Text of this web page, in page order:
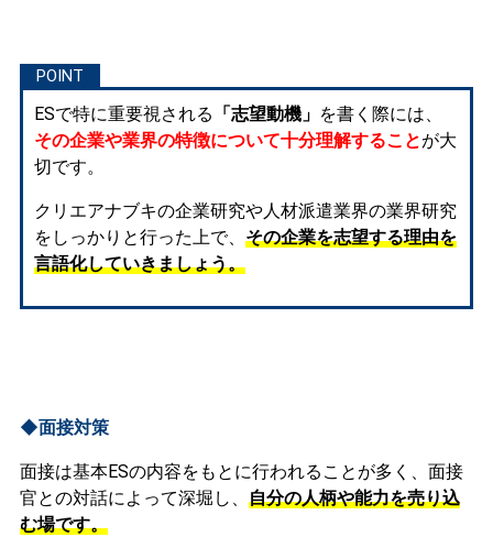
ESで特に重要視される 「志望動機」 を書く際には、
その企業や業界の特徴について十分理解することが大
切です。
クリエアナブキの企業研究や人材派遣業界の業界研究
をしっかりと行った上で、 その企業を志望する理由を
言語化していきましょう。
◆面接対策
面接は基本ESの内容をもとに行われることが多く、面接
官との対話によって深堀し、 自分の人柄や能力を売り込
む場です。